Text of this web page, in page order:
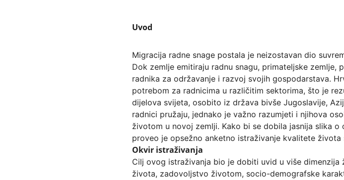
Uvod
Migracija radne snage postala je neizostavan dio
Dok zemlje emitiraju radnu snagu, primateljske
radnika za održavanje i razvoj svojih gospodarstava.
potrebom za radnicima u različitim sektorima, što je
dijelova svijeta, osobito iz država bivše Jugoslavije,
radnici pružaju, jednako je važno razumjeti i njihova
životom u novoj zemlji. Kako bi se dobila jasnija slika
proveo je opsežno anketno istraživanje kvalitete života
Okvir istraživanja
Cilj ovog istraživanja bio je dobiti uvid u više
života, zadovoljstvo životom, socio-demografske